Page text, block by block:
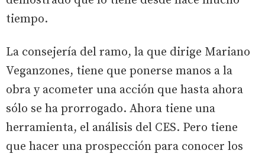
tiempo.
La consejería del ramo, la que dirige Mariano
Veganzones, tiene que ponerse manos a la
obra y acometer una acción que hasta ahora
sólo se ha prorrogado. Ahora tiene una
herramienta, el análisis del CES. Pero tiene
que hacer una prospección para conocer los